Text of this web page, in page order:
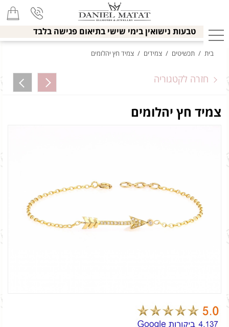
טבעות נישואין בימי שישי בתיאום פגישה בלבד
בית / תכשיטים / צמידים / צמיד חץ יהלומים
חזרה לקטגוריה
צמיד חץ יהלומים